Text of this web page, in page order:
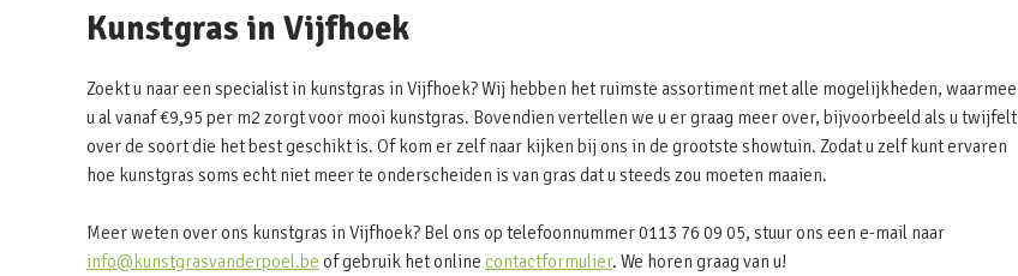
Kunstgras in Vijfhoek
Zoekt u naar een specialist in kunstgras in Vijfhoek? Wij hebben het ruimste assortiment met alle mogelijkheden, waarmee
u al vanaf €9,95 per m2 zorgt voor mooi kunstgras. Bovendien vertellen we u er graag meer over, bijvoorbeeld als u twijfelt
over de soort die het best geschikt is. Of kom er zelf naar kijken bij ons in de grootste showtuin. Zodat u zelf kunt ervaren
hoe kunstgras soms echt niet meer te onderscheiden is van gras dat u steeds zou moeten maaien.
Meer weten over ons kunstgras in Vijfhoek? Bel ons op telefoonnummer 0113 76 09 05, stuur ons een e-mail naar
info@kunstgrasvanderpoel.be of gebruik het online contactformulier. We horen graag van u!